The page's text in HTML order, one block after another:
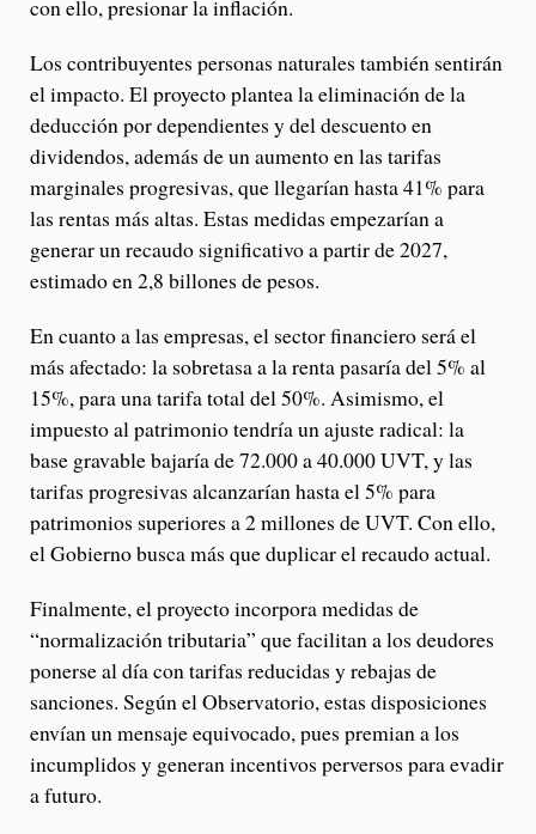
con ello, presionar la inflación.
Los contribuyentes personas naturales también sentirán
el impacto. El proyecto plantea la eliminación de la
deducción por dependientes y del descuento en
dividendos, además de un aumento en las tarifas
marginales progresivas, que llegarían hasta 41% para
las rentas más altas. Estas medidas empezarían a
generar un recaudo significativo a partir de 2027,
estimado en 2,8 billones de pesos.
En cuanto a las empresas, el sector financiero será el
más afectado: la sobretasa a la renta pasaría del 5% al
15%, para una tarifa total del 50%. Asimismo, el
impuesto al patrimonio tendría un ajuste radical: la
base gravable bajaría de 72.000 a 40.000 UVT, y las
tarifas progresivas alcanzarían hasta el 5% para
patrimonios superiores a 2 millones de UVT. Con ello,
el Gobierno busca más que duplicar el recaudo actual.
Finalmente, el proyecto incorpora medidas de
“normalización tributaria” que facilitan a los deudores
ponerse al día con tarifas reducidas y rebajas de
sanciones. Según el Observatorio, estas disposiciones
envían un mensaje equivocado, pues premian a los
incumplidos y generan incentivos perversos para evadir
a futuro.